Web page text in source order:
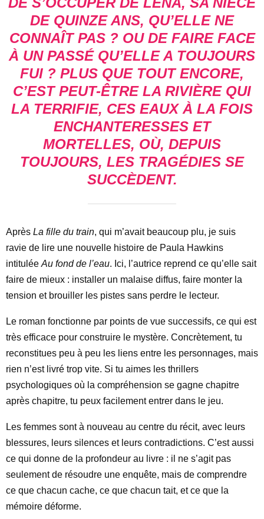
DE QUINZE ANS, QU’ELLE NE
CONNAÎT PAS ? OU DE FAIRE FACE
À UN PASSÉ QU’ELLE A TOUJOURS
FUI ? PLUS QUE TOUT ENCORE,
C’EST PEUT-ÊTRE LA RIVIÈRE QUI
LA TERRIFIE, CES EAUX À LA FOIS
ENCHANTERESSES ET
MORTELLES, OÙ, DEPUIS
TOUJOURS, LES TRAGÉDIES SE
SUCCÈDENT.
Après La fille du train, qui m’avait beaucoup plu, je suis
ravie de lire une nouvelle histoire de Paula Hawkins
intitulée Au fond de l’eau. Ici, l’autrice reprend ce qu’elle sait
faire de mieux : installer un malaise diffus, faire monter la
tension et brouiller les pistes sans perdre le lecteur.
Le roman fonctionne par points de vue successifs, ce qui est
très efficace pour construire le mystère. Concrètement, tu
reconstitues peu à peu les liens entre les personnages, mais
rien n’est livré trop vite. Si tu aimes les thrillers
psychologiques où la compréhension se gagne chapitre
après chapitre, tu peux facilement entrer dans le jeu.
Les femmes sont à nouveau au centre du récit, avec leurs
blessures, leurs silences et leurs contradictions. C’est aussi
ce qui donne de la profondeur au livre : il ne s’agit pas
seulement de résoudre une enquête, mais de comprendre
ce que chacun cache, ce que chacun tait, et ce que la
mémoire déforme.